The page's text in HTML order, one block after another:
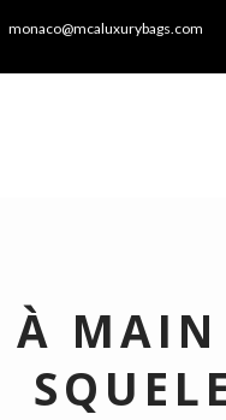
monaco@mcaluxurybags.com
À MAIN